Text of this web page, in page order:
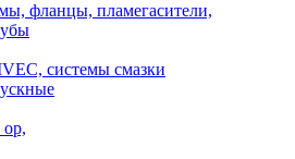
фланцы, пламегасители,
системы смазки